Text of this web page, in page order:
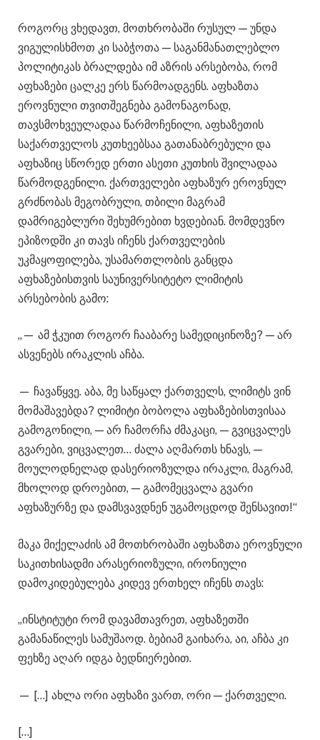
როგორც ვხედავთ, მოთხრობაში რუსულ — უნდა
ვიგულისხმოთ კი საბჭოთა — საგანმანათლებლო
პოლიტიკას ბრალდება იმ აზრის არსებობა, რომ
აფხაზები ცალკე ერს წარმოადგენს. აფხაზთა
ეროვნული თვითშეგნება გამონაგონად,
თავსმოხვეულადაა წარმოჩენილი, აფხაზეთის
საქართველოს კუთხეებსაა გათანაბრებული და
აფხაზიც სწორედ ერთი ასეთი კუთხის შვილადაა
წარმოდგენილი. ქართველები აფხაზურ ეროვნულ
გრძნობას მეგობრული, თბილი მაგრამ
დამრიგებლური შეხუმრებით ხვდებიან. მომდევნო
ეპიზოდში კი თავს იჩენს ქართველების
უკმაყოფილება, უსამართლობის განცდა
აფხაზებისთვის საუნივერსიტეტო ლიმიტის
არსებობის გამო:
„— ამ ჭკუით როგორ ჩააბარე სამედიცინოზე? — არ
ასვენებს ირაკლის აჩბა.
— ჩავაწყვე. აბა, მე საწყალ ქართველს, ლიმიტს ვინ
მომაშავებდა? ლიმიტი ბობოლა აფხაზებისთვისაა
გამოგონილი, — არ ჩამორჩა ძმაკაცი, — გვიცვალეს
გვარები, ვიცვალეთ… ძალა აღმართს ხნავს, —
მოულოდნელად დასერიოზულდა ირაკლი, მაგრამ,
მხოლოდ დროებით, — გამომეცვალა გვარი
აფხაზურზე და დამსვავდნენ უგამოცდოდ შენსავით!“
მაკა მიქელაძის ამ მოთხრობაში აფხაზთა ეროვნული
საკითხისადმი არასერიოზული, ირონიული
დამოკიდებულება კიდევ ერთხელ იჩენს თავს:
„ინსტიტუტი რომ დავამთავრეთ, აფხაზეთში
გამანაწილეს სამუშაოდ. ბებიამ გაიხარა, აი, აჩბა კი
ფეხზე აღარ იდგა ბედნიერებით.
— […] ახლა ორი აფხაზი ვართ, ორი — ქართველი.
[…]